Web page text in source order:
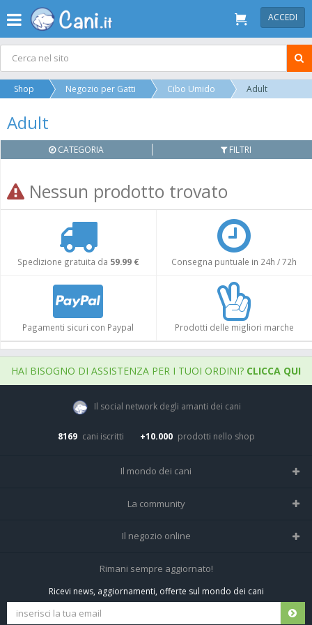
ACCEDI
Shop Negozio per Gatti Cibo Umido Adult
Adult
CATEGORIA FILTRI
Nessun prodotto trovato
Spedizione gratuita da 59.99 € Consegna puntuale in 24h / 72h
Pagamenti sicuri con Paypal Prodotti delle migliori marche
HAI BISOGNO DI ASSISTENZA PER I TUOI ORDINI? CLICCA QUI
Il social network degli amanti dei cani
8169 cani iscritti +10.000 prodotti nello shop
Il mondo dei cani
Tutte le razze
La community
Home
Tutti i cani iscritti
Il negozio online
Negozio per cani
Spedizioni e resi
Rimani sempre aggiornato!
Ricevi news, aggiornamenti, offerte sul mondo dei cani